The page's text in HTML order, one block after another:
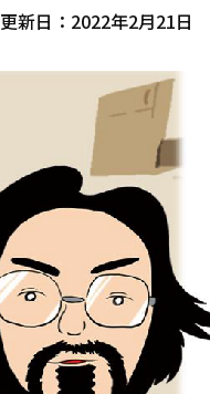
更新日：2022年2月21日